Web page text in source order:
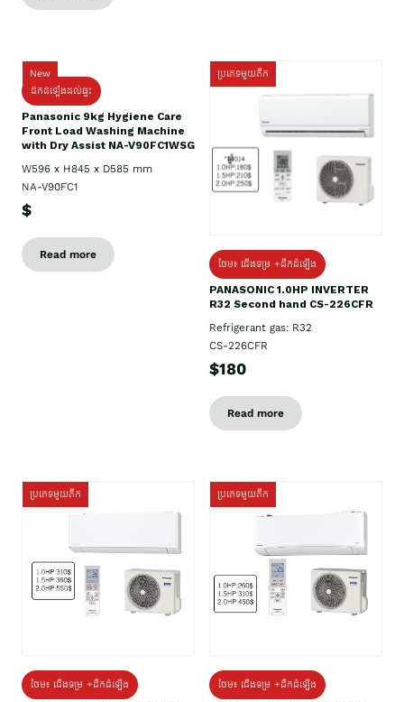
New
ដឹកដំឡើងដល់ផ្ទះ
Panasonic 9kg Hygiene Care
Front Load Washing Machine
with Dry Assist NA-V90FC1WSG
W596 x H845 x D585 mm
NA-V90FC1
$
Read more
ប្រភេទមួយតឹក
ថែម៖ ជើងទម្រ +ដឹកដំឡើង
PANASONIC 1.0HP INVERTER
R32 Second hand CS-226CFR
Refrigerant gas: R32
CS-226CFR
$180
Read more
ប្រភេទមួយតឹក
ថែម៖ ជើងទម្រ +ដឹកដំឡើង
ប្រភេទមួយតឹក
ថែម៖ ជើងទម្រ +ដឹកដំឡើង